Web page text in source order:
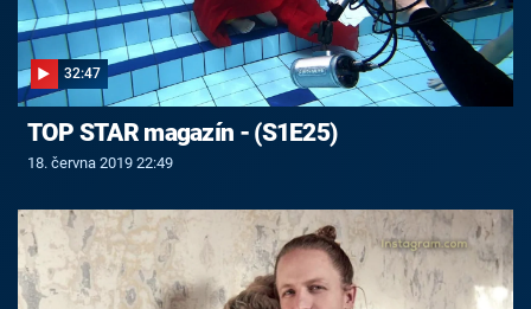
32:47
TOP STAR magazín - (S1E25)
18. června 2019 22:49